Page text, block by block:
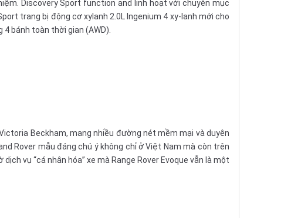
Discovery Sport function and linh hoạt với chuyên mục
trang bị động cơ xylanh 2.0L Ingenium 4 xy-lanh mới cho
4 bánh toàn thời gian (AWD).
Beckham, mang nhiều đường nét mềm mại và duyên
Rover mẫu đáng chú ý không chỉ ở Việt Nam mà còn trên
dịch vụ “cá nhân hóa” xe mà Range Rover Evoque vẫn là một